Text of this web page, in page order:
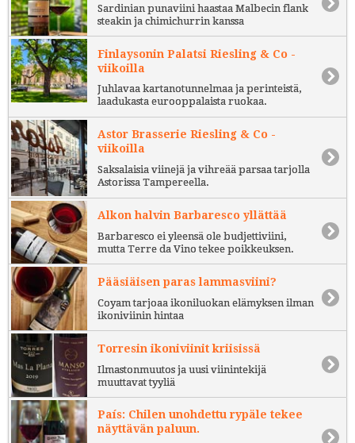
Sardinian punaviini haastaa Malbecin flank
steakin ja chimichurrin kanssa
Finlaysonin Palatsi Riesling & Co -
viikoilla
Juhlavaa kartanotunnelmaa ja perinteistä,
laadukasta eurooppalaista ruokaa.
Astor Brasserie Riesling & Co -
viikoilla
Saksalaisia viinejä ja vihreää parsaa tarjolla
Astorissa Tampereella.
Alkon halvin Barbaresco yllättää
Barbaresco ei yleensä ole budjettiviini,
mutta Terre da Vino tekee poikkeuksen.
Pääsiäisen paras lammasviini?
Coyam tarjoaa ikoniluokan elämyksen ilman
ikoniviinin hintaa
Torresin ikoniviinit kriisissä
Ilmastonmuutos ja uusi viinintekijä
muuttavat tyyliä
País: Chilen unohdettu rypäle tekee
näyttävän paluun.